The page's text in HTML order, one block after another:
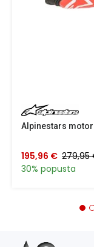
Alpinestars
195,96 € 279,95
30% popusta